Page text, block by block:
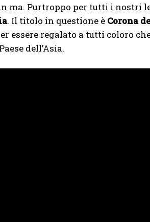
un ma. Purtroppo per tutti i nostri
. Il titolo in questione è Corona
essere regalato a tutti coloro
dell’Asia.